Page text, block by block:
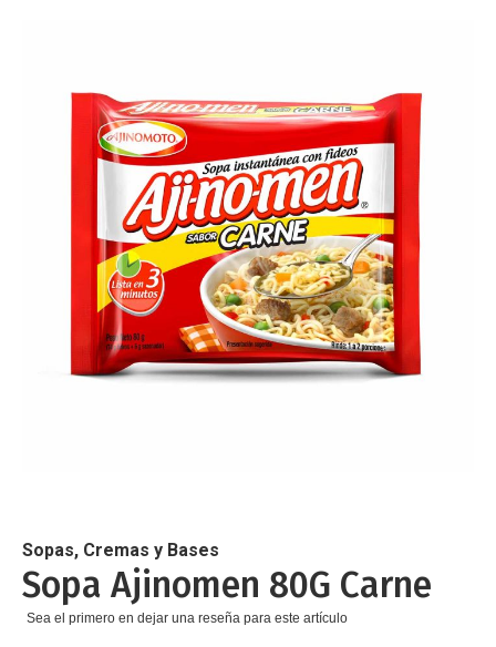
de
la
galería
de
Sopas, Cremas y Bases
Sopa Ajinomen 80G Carne
Sea el primero en dejar una reseña para este artículo